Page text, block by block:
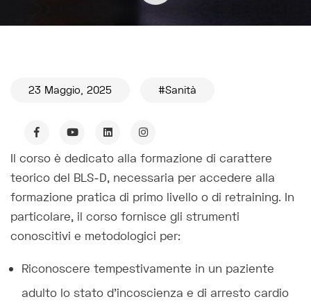
23 Maggio, 2025 #Sanità
Il corso è dedicato alla formazione di carattere
teorico del BLS‑D, necessaria per accedere alla
formazione pratica di primo livello o di retraining. In
particolare, il corso fornisce gli strumenti
conoscitivi e metodologici per:
Riconoscere tempestivamente in un paziente
adulto lo stato d’incoscienza e di arresto cardio